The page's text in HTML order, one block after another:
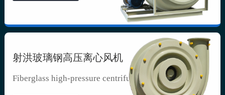
射洪玻璃钢高压离心风机
Fiberglass high-pressure centrifuga...